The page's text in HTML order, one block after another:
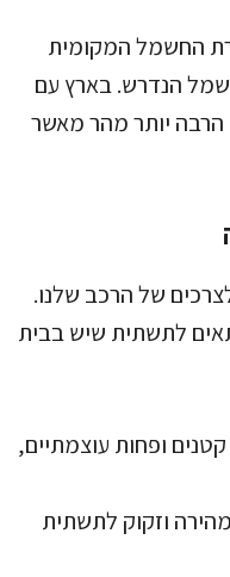
החשמל המקומית
הנדרש. בארץ עם
הרבה יותר מהר מאשר
של הרכב שלנו.
לתשתית שיש בבית
ופחות עוצמתיים,
וזקוק לתשתית